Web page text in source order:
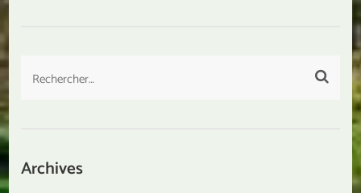
Rechercher :
Archives